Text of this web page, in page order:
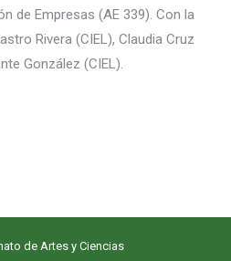
de Empresas (AE 339). Con la
Rivera (CIEL), Claudia Cruz
González (CIEL).
de Artes y Ciencias